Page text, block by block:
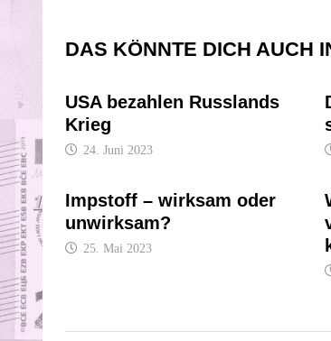
DAS KÖNNTE DICH AUCH
USA bezahlen Russlands
Krieg
24. Juni 2023
Impstoff – wirksam oder
unwirksam?
25. Mai 2023